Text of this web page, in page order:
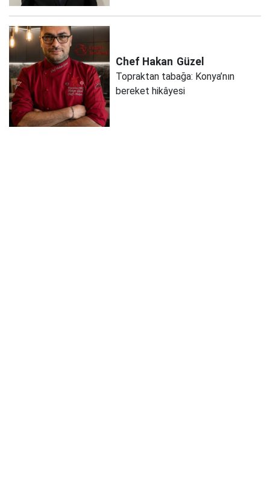
Chef Hakan Güzel
Topraktan tabağa: Konya’nın
bereket hikâyesi